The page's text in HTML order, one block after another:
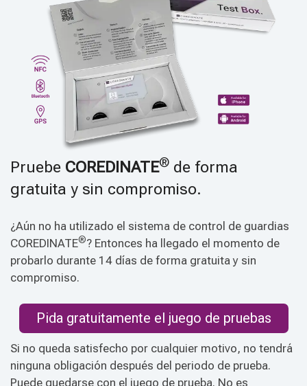
Pruebe COREDINATE® de forma
gratuita y sin compromiso.
¿Aún no ha utilizado el sistema de control de guardias
COREDINATE®? Entonces ha llegado el momento de
probarlo durante 14 días de forma gratuita y sin
compromiso.
Pida gratuitamente el juego de pruebas
Si no queda satisfecho por cualquier motivo, no tendrá
ninguna obligación después del periodo de prueba.
Puede quedarse con el juego de prueba. No es